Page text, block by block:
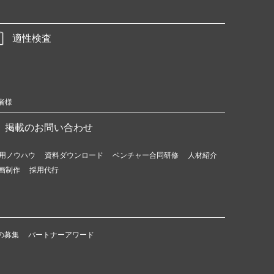
適性検査
様
掲載のお問い合わせ
ノウハウ 資料ダウンロード ベンチャー合同研修
人材紹介
制作
採用代行
募集 パートナーアワード